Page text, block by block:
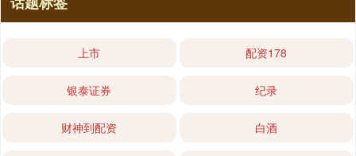
上市 配资178
银泰证券 纪录
财神到配资 白酒